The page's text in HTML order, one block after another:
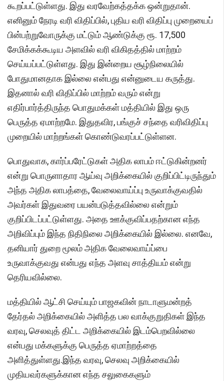
கூறப்பட்டுள்ளது. இது வரவேற்கத்தக்க ஒன்றுதான்.
எனினும் நேரடி வரி விதிப்பில், புதிய வரி விதிப்பு முறையைப்
பின்பற்றுவோருக்கு மட்டும் ஆண்டுக்கு ரூ. 17,500
சேமிக்கக்கூடிய அளவில் வரி விகிதத்தில் மாற்றம்
செய்யப்பட்டுள்ளது. இது இன்றைய சூழ்நிலையில்
போதுமானதாக இல்லை என்பது என்னுடைய கருத்து.
இதனால் வரி விதிப்பில் மாற்றம் வரும் என்று
எதிர்பார்த்திருந்த பொதுமக்கள் மத்தியில் இது ஒரு
பெருத்த ஏமாற்றமே. இதுதவிர, பங்குச் சந்தை வரிவிதிப்பு
முறையில் மாற்றங்கள் கொண்டுவரப்பட்டுள்ளன.
பொதுவாக, கார்ப்பரேட்டுகள் அதிக லாபம் ஈட்டுகின்றனர்
என்று பொருளாதார ஆய்வு அறிக்கையில் குறிப்பிட்டிருந்தும்
அந்த அதிக லாபத்தை, வேலைவாய்ப்பு உருவாக்குவதில்
அவர்கள் இதுவரை பயன்படுத்தவில்லை என்றும்
குறிப்பிடப்பட்டுள்ளது. அதை ஊக்குவிப்பதற்கான எந்த
அறிவிப்பும் இந்த நிதிநிலை அறிக்கையில் இல்லை. எனவே,
தனியார் துறை மூலம் அதிக வேலைவாய்ப்பை
உருவாக்குவது என்பது எந்த அளவு சாத்தியம் என்று
தெரியவில்லை.
மத்தியில் ஆட்சி செய்யும் பாஜகவின் நாடாளுமன்றத்
தேர்தல் அறிக்கையில் அளித்த பல வாக்குறுதிகள் இந்த
வரவு, செலவுத் திட்ட அறிக்கையில் இடம்பெறவில்லை
என்பது மக்களுக்கு பெருத்த ஏமாற்றத்தை
அளித்துள்ளது.இந்த வரவு, செலவு அறிக்கையில்
முதியவர்களுக்கான எந்த சலுகைகளும்